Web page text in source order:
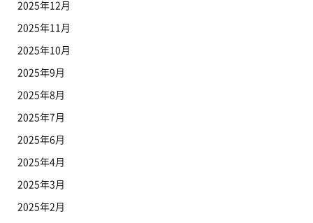
2025年12月
2025年11月
2025年10月
2025年9月
2025年8月
2025年7月
2025年6月
2025年4月
2025年3月
2025年2月